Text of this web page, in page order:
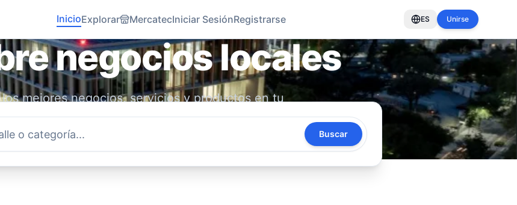
InicioExplorar MercatecIniciar SesiónRegistrarse ES Unirse
negocios locales
mejores negocios, servicios y productos en tu
Conecta con emprendedores locales y apoya tu
Buscar